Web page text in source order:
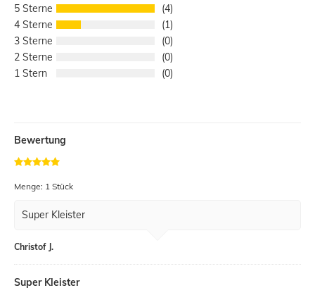
5
4
4
1
3
0
2
0
1
0
Bewertung
Menge: 1 Stück
Super Kleister
Christof J.
Super Kleister